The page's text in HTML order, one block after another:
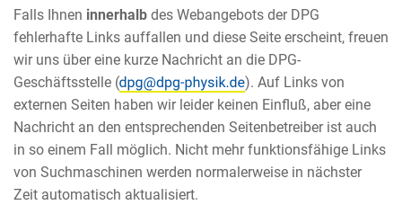
Falls Ihnen innerhalb des Webangebots der DPG
fehlerhafte Links auffallen und diese Seite erscheint, freuen
wir uns über eine kurze Nachricht an die DPG-
Geschäftsstelle (
). Auf Links von
externen Seiten haben wir leider keinen Einfluß, aber eine
Nachricht an den entsprechenden Seitenbetreiber ist auch
in so einem Fall möglich. Nicht mehr funktionsfähige Links
von Suchmaschinen werden normalerweise in nächster
Zeit automatisch aktualisiert.